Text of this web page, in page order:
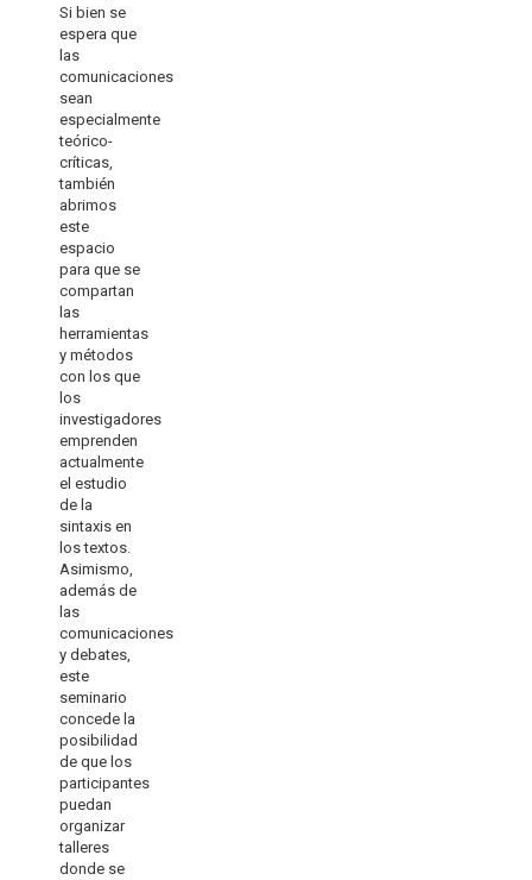
Si bien se
espera que
las
comunicaciones
sean
especialmente
teórico-
críticas,
también
abrimos
este
espacio
para que se
compartan
las
herramientas
y métodos
con los que
los
investigadores
emprenden
actualmente
el estudio
de la
sintaxis en
los textos.
Asimismo,
además de
las
comunicaciones
y debates,
este
seminario
concede la
posibilidad
de que los
participantes
puedan
organizar
talleres
donde se